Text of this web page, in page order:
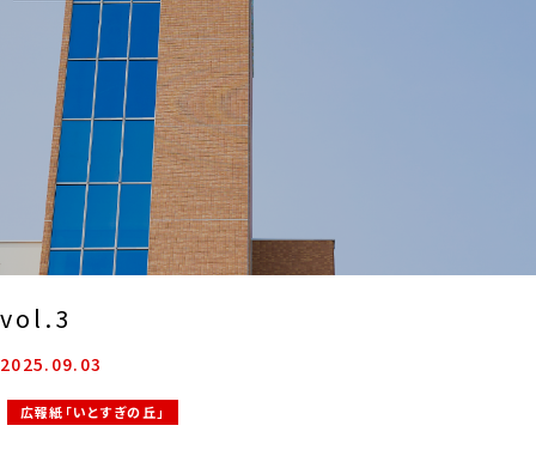
vol.3
2025.09.03
広報紙「いとすぎの丘」